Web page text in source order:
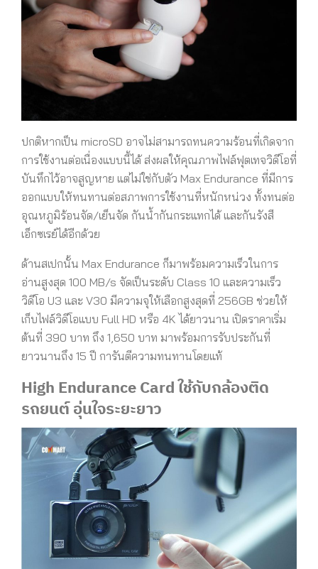
ปกติหากเป็น microSD อาจไม่สามารถทนความร้อนที่เกิดจาก
การใช้งานต่อเนื่องแบบนี้ได้ ส่งผลให้คุณภาพไฟล์ฟุตเทจวิดีโอที่
บันทึกไว้อาจสูญหาย แต่ไม่ใช่กับตัว Max Endurance ที่มีการ
ออกแบบให้ทนทานต่อสภาพการใช้งานที่หนักหน่วง ทั้งทนต่อ
อุณหภูมิร้อนจัด/เย็นจัด กันน้ำกันกระแทกได้ และกันรังสี
เอ็กซเรย์ได้อีกด้วย
ด้านสเปกนั้น Max Endurance ก็มาพร้อมความเร็วในการ
อ่านสูงสุด 100 MB/s จัดเป็นระดับ Class 10 และความเร็ว
วิดีโอ U3 และ V30 มีความจุให้เลือกสูงสุดที่ 256GB ช่วยให้
เก็บไฟล์วิดีโอแบบ Full HD หรือ 4K ได้ยาวนาน เปิดราคาเริ่ม
ต้นที่ 390 บาท ถึง 1,650 บาท มาพร้อมการรับประกันที่
ยาวนานถึง 15 ปี การันตีความทนทานโดยแท้
High Endurance Card ใช้กับกล้องติด
รถยนต์ อุ่นใจระยะยาว